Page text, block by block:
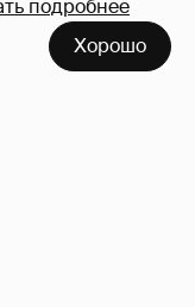
подробнее
Хорошо